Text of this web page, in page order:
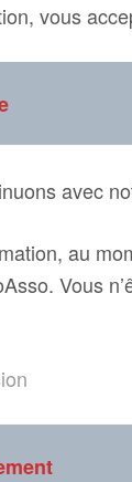
vous
avec
au
Vous